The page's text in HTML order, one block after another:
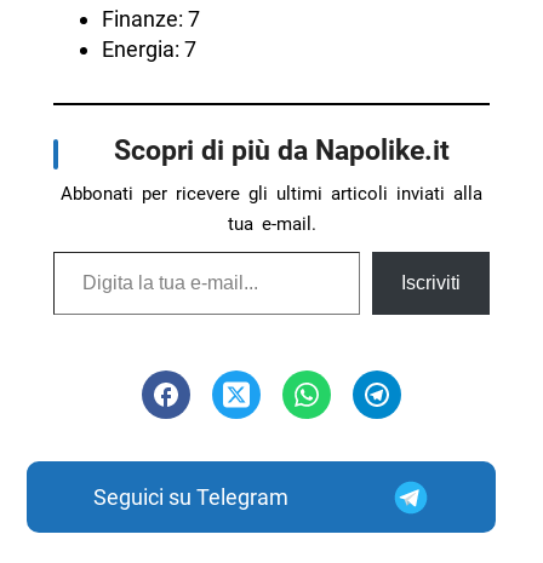
Finanze: 7
Energia: 7
Scopri di più da Napolike.it
Abbonati per ricevere gli ultimi articoli inviati alla
tua e-mail.
Digita la tua e-mail...
Iscriviti
Seguici su Telegram